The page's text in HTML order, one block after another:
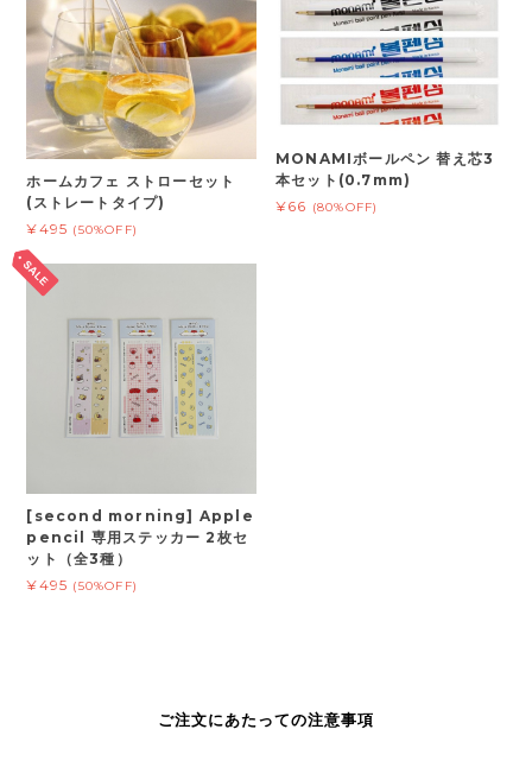
ホームカフェ ストローセット
(ストレートタイプ)
¥495 (50%OFF)
MONAMIボールペン 替え芯3
本セット(0.7mm)
¥66 (80%OFF)
[second morning] Apple
pencil 専用ステッカー 2枚セ
ット（全3種）
¥495 (50%OFF)
ご注文にあたっての注意事項